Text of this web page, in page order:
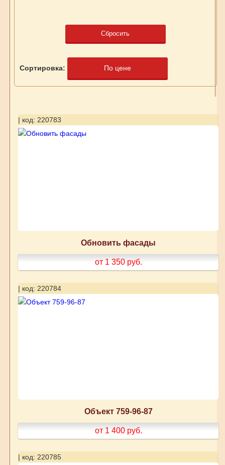
Сбросить
Сортировка: По цене
| код: 220783
Обновить фасады
от 1 350 руб.
| код: 220784
Объект 759-96-87
от 1 400 руб.
| код: 220785